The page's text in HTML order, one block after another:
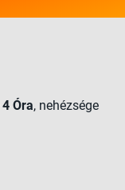
4 Óra, nehézsége